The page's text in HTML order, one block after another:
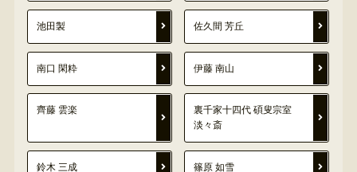
池田製 佐久間 芳丘
南口 閑粋 伊藤 南山
齊藤 雲楽
裏千家十四代 碩叟宗室
淡々斎
鈴木 三成 篠原 如雪